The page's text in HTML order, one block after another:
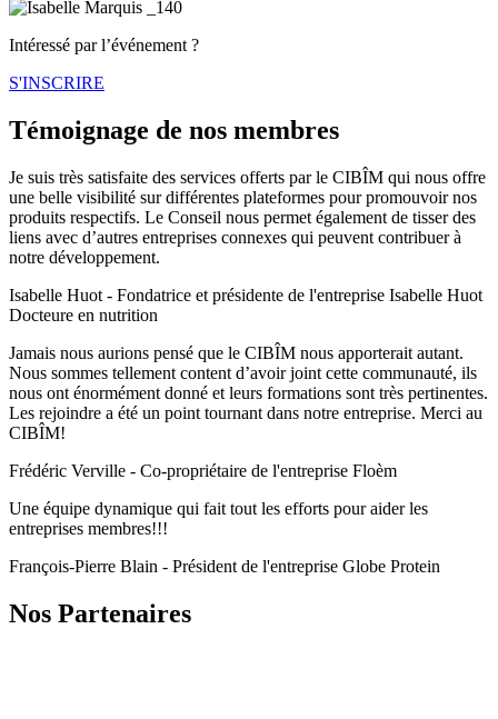
Intéressé par l’événement ?
S'INSCRIRE
Témoignage de nos membres
Je suis très satisfaite des services offerts par le CIBÎM qui nous offre
une belle visibilité sur différentes plateformes pour promouvoir nos
produits respectifs. Le Conseil nous permet également de tisser des
liens avec d’autres entreprises connexes qui peuvent contribuer à
notre développement.​
Isabelle Huot - Fondatrice et présidente de l'entreprise Isabelle Huot
Docteure en nutrition
Jamais nous aurions pensé que le CIBÎM nous apporterait autant.
Nous sommes tellement content d’avoir joint cette communauté, ils
nous ont énormément donné et leurs formations sont très pertinentes.
Les rejoindre a été un point tournant dans notre entreprise. Merci au
CIBÎM!
Frédéric Verville - Co-propriétaire de l'entreprise Floèm
Une équipe dynamique qui fait tout les efforts pour aider les
entreprises membres!!!
François-Pierre Blain - Président de l'entreprise Globe Protein
Nos Partenaires